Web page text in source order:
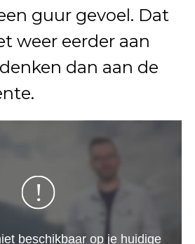
guur gevoel. Dat
weer eerder aan
dan aan de